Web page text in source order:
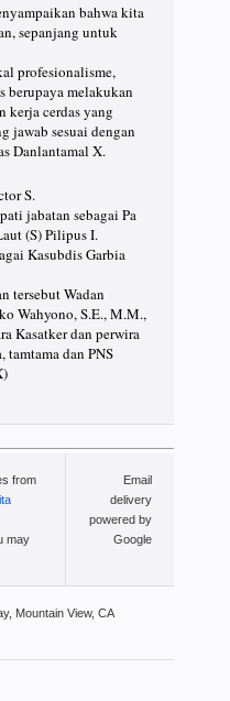
bahwa kita
sepanjang untuk
profesionalisme,
berupaya melakukan
kerja cerdas yang
jawab sesuai dengan
Danlantamal X.
S.
jabatan sebagai Pa
(S) Pilipus I.
Kasubdis Garbia
tersebut Wadan
Wahyono, S.E., M.M.,
Kasatker dan perwira
dan PNS
from
may
Email
delivery
powered by
Google
Mountain View, CA